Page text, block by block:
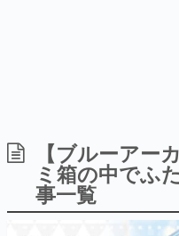
日本のモバイル
ルを網羅するほ
解説を掲載。約
『うつヌケ』『
一先生による